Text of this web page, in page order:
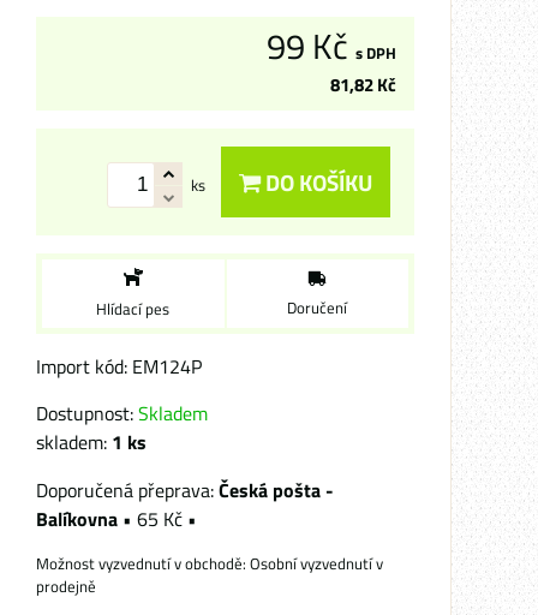
99 Kč s DPH
81,82 Kč
ks DO KOŠÍKU
Hlídací pes Doručení
Import kód: EM124P
Dostupnost:Skladem
skladem: 1 ks
Česká pošta -
Balíkovna • 65 Kč •
Osobní vyzvednutí v
prodejně